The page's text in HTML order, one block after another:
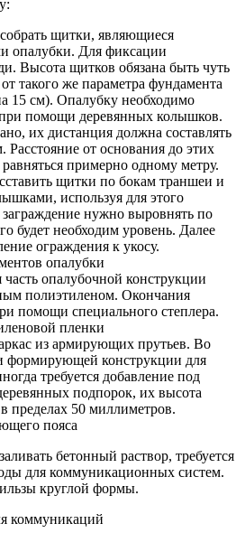
щитки, являющиеся
опалубки. Для фиксации
Высота щитков обязана быть чуть
такого же параметра фундамента
15 см). Опалубку необходимо
помощи деревянных колышков.
их дистанция должна составлять
Расстояние от основания до этих
примерно одному метру.
щитки по бокам траншеи и
используя для этого
нужно выровнять по
будет необходим уровень. Далее
ограждения к укосу.
часть опалубочной конструкции
полиэтиленом. Окончания
помощи специального степлера.
из армирующих прутьев. Во
формирующей конструкции для
требуется добавление под
подпорок, их высота
пределах 50 миллиметров.
бетонный раствор, требуется
для коммуникационных систем.
круглой формы.